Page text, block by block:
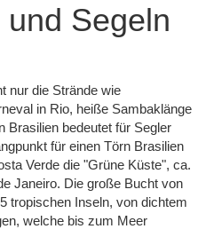
Segeln
nur die Strände wie
in Rio, heiße Sambaklänge
Brasilien bedeutet für Segler
für einen Törn Brasilien
Verde die "Grüne Küste", ca.
Janeiro. Die große Bucht von
tropischen Inseln, von dichtem
welche bis zum Meer